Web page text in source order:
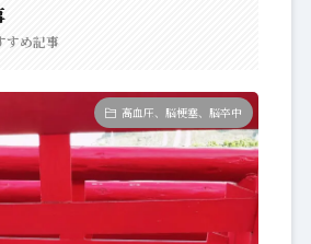
すめ記事
高血圧、脳梗塞、脳卒中